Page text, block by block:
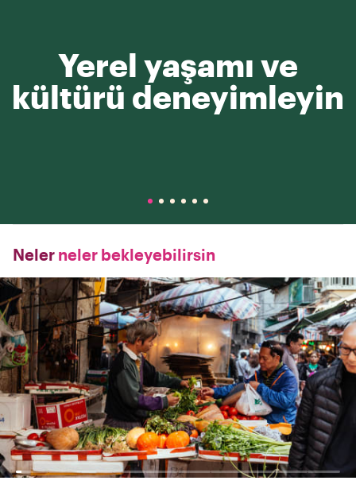
Yerel yaşamı ve
kültürü deneyimleyin
Neler neler bekleyebilirsin